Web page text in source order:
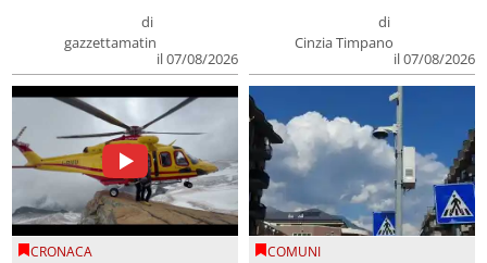
di
gazzettamatin
il 07/08/2026
di
Cinzia Timpano
il 07/08/2026
CRONACA COMUNI